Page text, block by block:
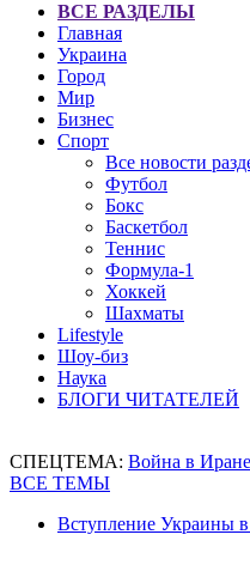
ВСЕ РАЗДЕЛЫ
Главная
Украина
Город
Мир
Бизнес
Спорт
Все новости
Футбол
Бокс
Баскетбол
Теннис
Формула-1
Хоккей
Шахматы
Lifestyle
Шоу-биз
Наука
БЛОГИ ЧИТАТЕЛЕЙ
СПЕЦТЕМА: Война в Иране
ВСЕ ТЕМЫ
Вступление Украины